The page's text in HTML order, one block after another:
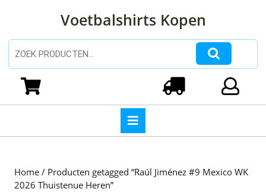
inhoud
Voetbalshirts Kopen
Zoeken naar:
Home / Producten getagged “Raúl Jiménez #9 Mexico WK
2026 Thuistenue Heren”